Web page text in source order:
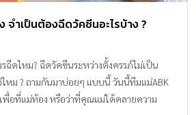
ำเป็นต้องฉีดวัคซีนอะไรบ้าง ?
ดไหม? ฉีดวัคซีนระหว่างตั้งครรภ์ไม่เป็น
หม ? ถามกันมาบ่อยๆ แบบนี้ วันนี้ทีมแม่ABK
พื่อที่แม่ท้อง หรือว่าที่คุณแม่ได้คลายความ